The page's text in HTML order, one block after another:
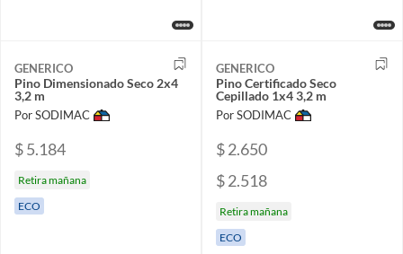
GENERICO
Pino Dimensionado Seco 2x4
3,2 m
Por SODIMAC
$ 5.184
Retira mañana
ECO
GENERICO
Pino Certificado Seco
Cepillado 1x4 3,2 m
Por SODIMAC
$ 2.650
$ 2.518
Retira mañana
ECO